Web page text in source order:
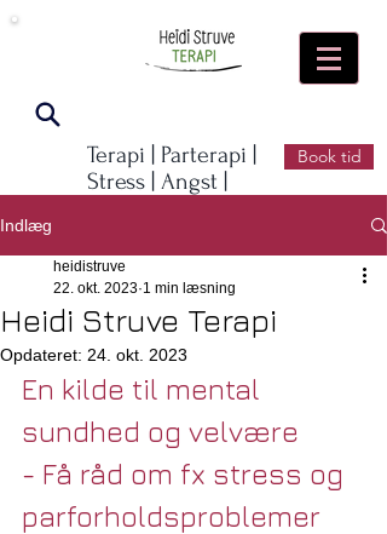
Terapi | Parterapi |
Stress | Angst |
Book tid
Indlæg
Heidi Struve Terapi
heidistruve
22. okt. 2023 1 min læsning
Opdateret: 24. okt. 2023
En kilde til mental
sundhed og velvære
- Få råd om fx stress og
parforholdsproblemer